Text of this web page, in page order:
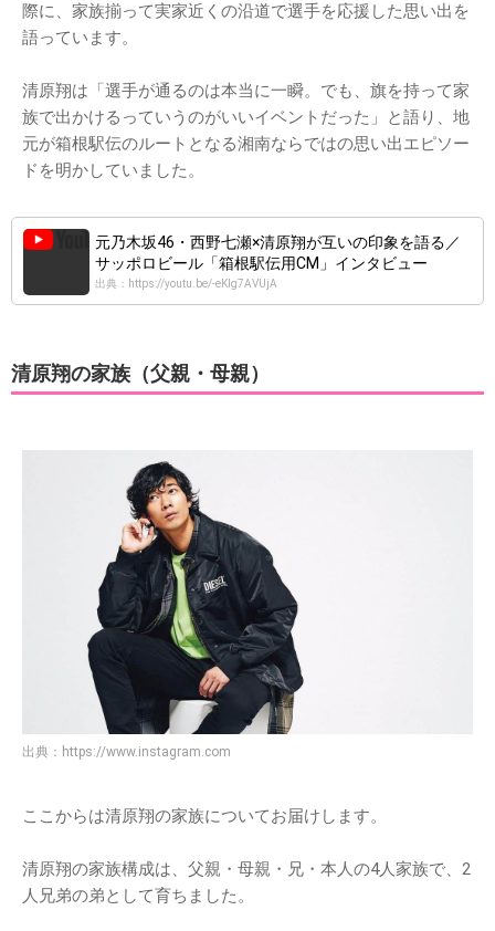
際に、家族揃って実家近くの沿道で選手を応援した思い出を
語っています。
清原翔は「選手が通るのは本当に一瞬。でも、旗を持って家
族で出かけるっていうのがいいイベントだった」と語り、地
元が箱根駅伝のルートとなる湘南ならではの思い出エピソー
ドを明かしていました。
元乃木坂46・西野七瀬×清原翔が互いの印象を語る／
サッポロビール「箱根駅伝用CM」インタビュー
出典：https://youtu.be/-eKlg7AVUjA
清原翔の家族（父親・母親）
出典： https://www.instagram.com
ここからは清原翔の家族についてお届けします。
清原翔の家族構成は、父親・母親・兄・本人の4人家族で、2
人兄弟の弟として育ちました。